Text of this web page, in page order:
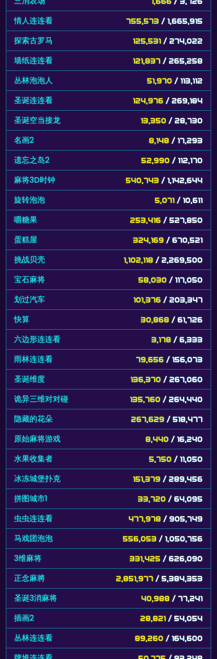
情人连连看 755,573 / 1,665,915
探索古罗马 125,531 / 274,022
墙纸连连看 121,837 / 265,258
丛林泡泡人 51,970 / 113,112
圣诞连连看 124,976 / 269,184
圣诞空当接龙 13,350 / 28,730
名画2 8,148 / 17,293
遗忘之岛2 52,990 / 112,170
麻将3D时钟 540,743 / 1,142,644
旋转泡泡 5,071 / 10,611
嚼糖果 253,416 / 527,850
蛋糕屋 324,169 / 670,521
挑战贝壳 1,102,118 / 2,269,500
宝石麻将 58,030 / 117,050
划过汽车 101,376 / 203,347
快算 30,868 / 61,726
六边形连连看 3,178 / 6,333
雨林连连看 79,656 / 156,073
圣诞维度 136,370 / 267,060
诡异三维对对碰 135,760 / 264,440
隐藏的花朵 267,629 / 518,477
原始麻将游戏 8,440 / 16,240
水果收集者 5,750 / 11,050
冰冻城堡扑克 151,379 / 289,456
拼图城市1 33,720 / 64,095
虫虫连连看 477,978 / 905,749
马戏团泡泡 556,053 / 1,050,756
3维麻将 331,425 / 626,090
正念麻將 2,851,977 / 5,384,353
圣诞3消麻将 40,988 / 77,241
插画2 28,821 / 54,054
丛林连连看 89,260 / 164,600